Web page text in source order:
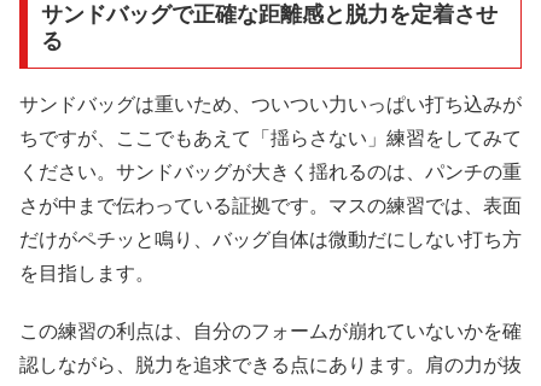
サンドバッグで正確な距離感と脱力を定着させ
る
サンドバッグは重いため、ついつい力いっぱい打ち込みが
ちですが、ここでもあえて「揺らさない」練習をしてみて
ください。サンドバッグが大きく揺れるのは、パンチの重
さが中まで伝わっている証拠です。マスの練習では、表面
だけがペチッと鳴り、バッグ自体は微動だにしない打ち方
を目指します。
この練習の利点は、自分のフォームが崩れていないかを確
認しながら、脱力を追求できる点にあります。肩の力が抜